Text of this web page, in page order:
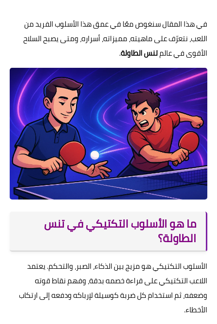
في هذا المقال سنغوص معًا في عمق هذا الأسلوب الفريد من
اللعب، نتعرّف على ماهيته، مميزاته، أسراره، ومتى يصبح السلاح
الأقوى في عالمتنس الطاولة.
ما هو الأسلوب التكتيكي في تنس
الطاولة؟
الأسلوب التكتيكي هو مزيج بين الذكاء، الصبر، والتحكم. يعتمد
اللاعب التكتيكي على قراءة خصمه بدقة، وفهم نقاط قوته
وضعفه، ثم استخدام كل ضربة كوسيلة لإرباكه ودفعه إلى ارتكاب
الأخطاء.